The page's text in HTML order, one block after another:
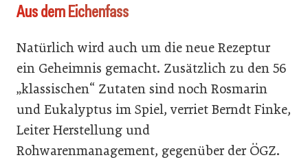
Aus dem Eichenfass
Natürlich wird auch um die neue Rezeptur
ein Geheimnis gemacht. Zusätzlich zu den 56
„klassischen“ Zutaten sind noch Rosmarin
und Eukalyptus im Spiel, verriet Berndt Finke,
Leiter Herstellung und
Rohwarenmanagement, gegenüber der ÖGZ.